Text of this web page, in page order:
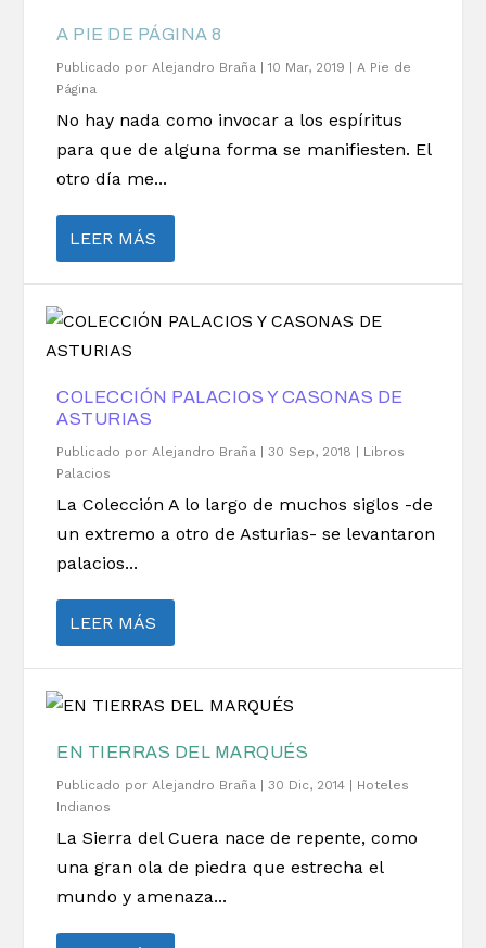
A PIE DE PÁGINA 8
Publicado porAlejandro Braña |10 Mar, 2019 |A Pie de
Página
No hay nada como invocar a los espíritus
para que de alguna forma se manifiesten. El
otro día me...
LEER MÁS
COLECCIÓN PALACIOS Y CASONAS DE
ASTURIAS
Publicado porAlejandro Braña |30 Sep, 2018
Libros
Palacios
La Colección A lo largo de muchos siglos -de
un extremo a otro de Asturias- se levantaron
palacios...
LEER MÁS
EN TIERRAS DEL MARQUÉS
Publicado porAlejandro Braña |30 Dic, 2014
Hoteles
Indianos
La Sierra del Cuera nace de repente, como
una gran ola de piedra que estrecha el
mundo y amenaza...